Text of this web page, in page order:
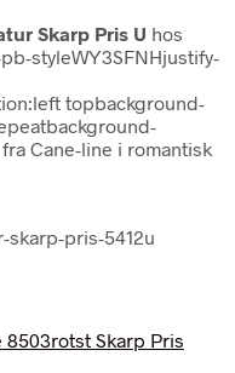
Skarp Pris U hos
styleWY3SFNHjustify-
topbackground-
Cane-line i romantisk
skarp-pris-5412u